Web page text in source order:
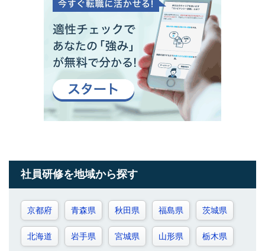
社員研修を地域から探す
京都府 青森県 秋田県 福島県 茨城県
北海道 岩手県 宮城県 山形県 栃木県